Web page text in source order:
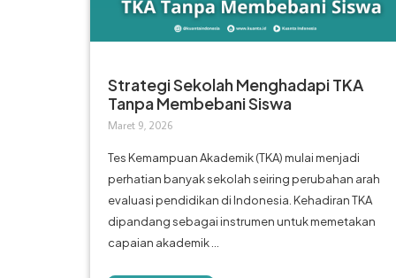
Strategi Sekolah Menghadapi TKA
Tanpa Membebani Siswa
Maret 9, 2026
Tes Kemampuan Akademik (TKA) mulai menjadi
perhatian banyak sekolah seiring perubahan arah
evaluasi pendidikan di Indonesia. Kehadiran TKA
dipandang sebagai instrumen untuk memetakan
capaian akademik ...